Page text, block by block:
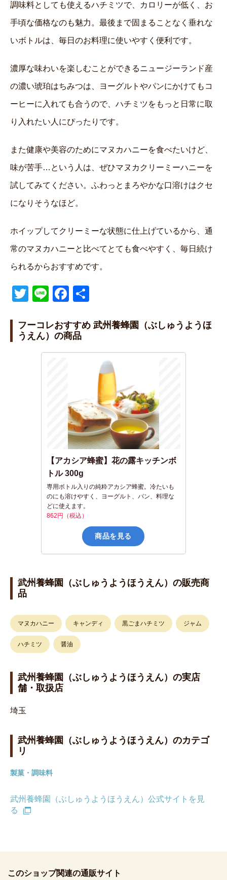
調味料としても使えるハチミツで、カロリーが低く、お
手頃な価格なのも魅力。最後まで固まることなく垂れな
いボトルは、毎日のお料理に使いやすく便利です。
濃厚な味わいを楽しむことができるニュージーランド産
の濃い琥珀はちみつは、ヨーグルトやパンにかけてもコ
ーヒーに入れても合うので、ハチミツをもっと日常に取
り入れたい人にぴったりです。
また健康や美容のためにマヌカハニーを食べたいけど、
味が苦手…という人は、ぜひマヌカクリーミーハニーを
試してみてください。ふわっとまろやかな口溶けはクセ
になりそうなほど。
ホイップしてクリーミーな状態に仕上げているから、通
常のマヌカハニーと比べてとても食べやすく、毎日続け
られるからおすすめです。
T
tt
er
Li
e
F
c
e
b
k
フーコレおすすめ 武州養蜂園（ぶしゅうようほ
うえん）の商品
【アカシア蜂蜜】花の露キッチンボ
トル 300g
専用ボトル入りの純粋アカシア蜂蜜。冷たいも
のにも溶けやすく、ヨーグルト、パン、料理な
どに使えます。
862円（税込）
商品を見る
武州養蜂園（ぶしゅうようほうえん）の販売商
品
マヌカハニー キャンディ 黒ごまハチミツ ジャム
ハチミツ 醤油
武州養蜂園（ぶしゅうようほうえん）の実店
舗・取扱店
埼玉
武州養蜂園（ぶしゅうようほうえん）のカテゴ
リ
製菓・調味料
武州養蜂園（ぶしゅうようほうえん）公式サイトを見
る
このショップ関連の通販サイト